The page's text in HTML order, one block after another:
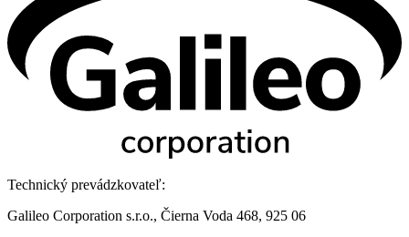
Technický prevádzkovateľ:
Galileo Corporation s.r.o., Čierna Voda 468, 925 06